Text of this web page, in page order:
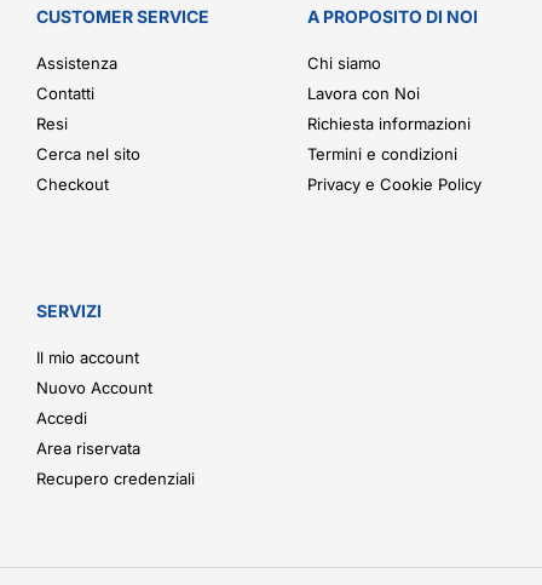
CUSTOMER SERVICE
Assistenza
Contatti
Resi
Cerca nel sito
Checkout
A PROPOSITO DI NOI
Chi siamo
Lavora con Noi
Richiesta informazioni
Termini e condizioni
Privacy e Cookie Policy
SERVIZI
Il mio account
Nuovo Account
Accedi
Area riservata
Recupero credenziali